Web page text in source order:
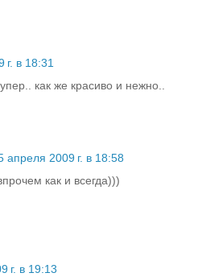
г. в 18:31
как же красиво и нежно..
апреля 2009 г. в 18:58
как и всегда)))
г. в 19:13